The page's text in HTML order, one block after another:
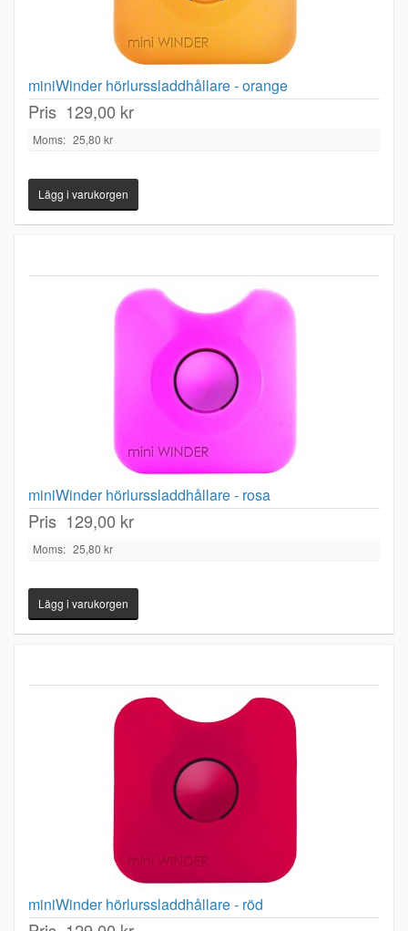
miniWinder hörlurssladdhållare - orange
Pris 129,00 kr
Moms: 25,80 kr
miniWinder hörlurssladdhållare - rosa
Pris 129,00 kr
Moms: 25,80 kr
miniWinder hörlurssladdhållare - röd